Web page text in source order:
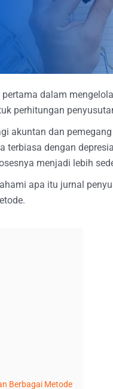
dalam
perhitungan
akuntan dan
terbiasa dengan
menjadi lebih
apa itu jurnal
Berbagai Metode